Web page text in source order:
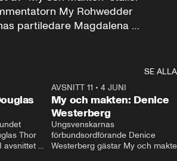
My Rohwedder
partiledare Magdalena
SE ALLA
Thor
avsnittet
AVSNITT 11 • 4 JUNI
My och makten: Denice
Westerberg
Ungsvenskarnas
förbundsordförande Denice
Westerberg gästar My och